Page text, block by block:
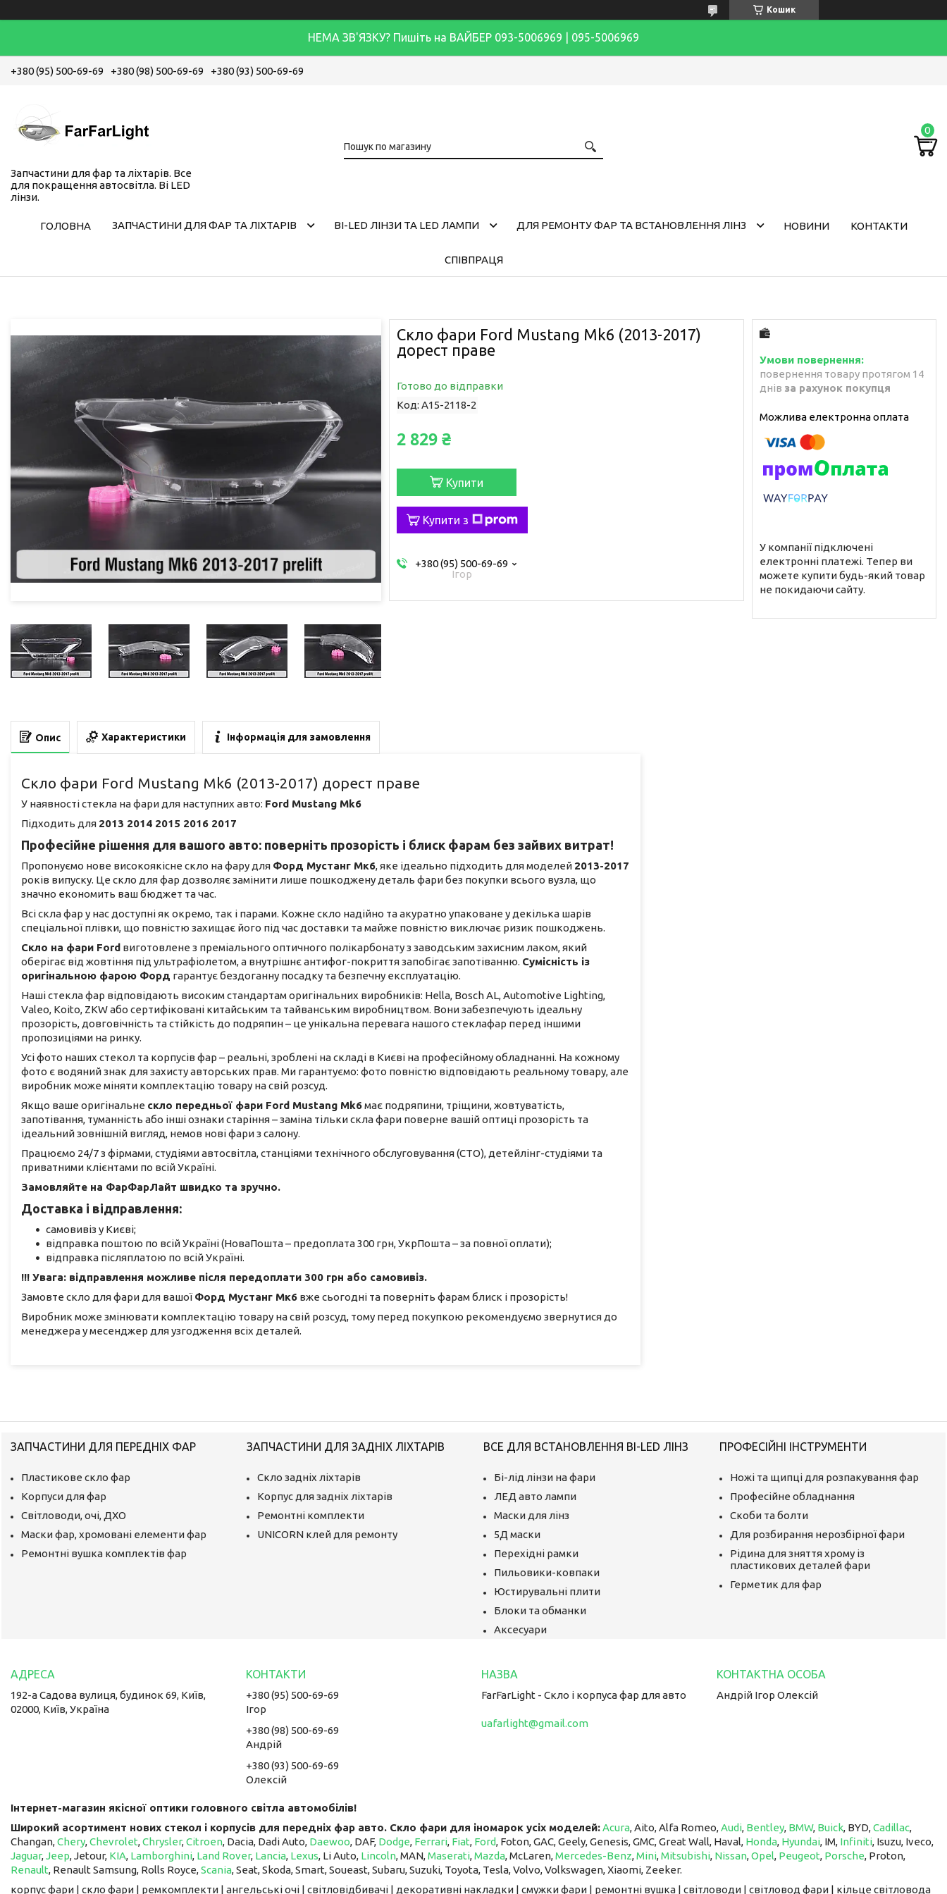
Кошик
НЕМА ЗВ'ЯЗКУ? Пишіть на ВАЙБЕР 093-5006969 | 095-5006969
+380 (95) 500-69-69 +380 (98) 500-69-69 +380 (93) 500-69-69
Запчастини для фар та ліхтарів. Все
для покращення автосвітла. Bi LED
лінзи.
ГОЛОВНА ЗАПЧАСТИНИ ДЛЯ ФАР ТА ЛІХТАРІВ BI-LED ЛІНЗИ ТА LED ЛАМПИ ДЛЯ РЕМОНТУ ФАР ТА ВСТАНОВЛЕННЯ ЛІНЗ НОВИНИ КОНТАКТИ
СПІВПРАЦЯ
Скло фари Ford Mustang Mk6 (2013-2017)
дорест праве
Готово до відправки
Код: A15-2118-2
2 829 ₴
Купити
Купити з
+380 (95) 500-69-69
Ігор
повернення товару протягом 14
днів за рахунок покупця
У компанії підключені
електронні платежі. Тепер ви
можете купити будь-який товар
не покидаючи сайту.
Опис Характеристики Інформація для замовлення
Скло фари Ford Mustang Mk6 (2013-2017) дорест праве
У наявності стекла на фари для наступних авто: Ford Mustang Mk6
Підходить для 2013 2014 2015 2016 2017
Професійне рішення для вашого авто: поверніть прозорість і блиск фарам без зайвих витрат!
Пропонуємо нове високоякісне скло на фару для Форд Мустанг Мк6, яке ідеально підходить для моделей 2013-2017
років випуску. Це скло для фар дозволяє замінити лише пошкоджену деталь фари без покупки всього вузла, що
значно економить ваш бюджет та час.
Всі скла фар у нас доступні як окремо, так і парами. Кожне скло надійно та акуратно упаковане у декілька шарів
спеціальної плівки, що повністю захищає його під час доставки та майже повністю виключає ризик пошкоджень.
Скло на фари Ford виготовлене з преміального оптичного полікарбонату з заводським захисним лаком, який
оберігає від жовтіння під ультрафіолетом, а внутрішнє антифог-покриття запобігає запотіванню. Сумісність із
оригінальною фарою Форд гарантує бездоганну посадку та безпечну експлуатацію.
Наші стекла фар відповідають високим стандартам оригінальних виробників: Hella, Bosch AL, Automotive Lighting,
Valeo, Koito, ZKW або сертифіковані китайським та тайванським виробництвом. Вони забезпечують ідеальну
прозорість, довговічність та стійкість до подряпин – це унікальна перевага нашого стеклафар перед іншими
пропозиціями на ринку.
Усі фото наших стекол та корпусів фар – реальні, зроблені на складі в Києві на професійному обладнанні. На кожному
фото є водяний знак для захисту авторських прав. Ми гарантуємо: фото повністю відповідають реальному товару, але
виробник може міняти комплектацію товару на свій розсуд.
Якщо ваше оригінальне скло передньої фари Ford Mustang Mk6має подряпини, тріщини, жовтуватість,
запотівання, туманність або інші ознаки старіння – заміна тільки скла фари поверне вашій оптиці прозорість та
ідеальний зовнішній вигляд, немов нові фари з салону.
Працюємо 24/7 з фірмами, студіями автосвітла, станціями технічного обслуговування (СТО), детейлінг-студіями та
приватними клієнтами по всій Україні.
Замовляйте на ФарФарЛайт швидко та зручно.
Доставка і відправлення:
самовивіз у Києві;
відправка поштою по всій Україні (НоваПошта – предоплата 300 грн, УкрПошта – за повної оплати);
відправка післяплатою по всій Україні.
!!! Увага: відправлення можливе після передоплати 300 грн або самовивіз.
Замовте скло для фари для вашої Форд Мустанг Мк6 вже сьогодні та поверніть фарам блиск і прозорість!
Виробник може змінювати комплектацію товару на свій розсуд, тому перед покупкою рекомендуємо звернутися до
менеджера у месенджер для узгодження всіх деталей.
ЗАПЧАСТИНИ ДЛЯ ПЕРЕДНІХ ФАР
Пластикове скло фар
Корпуси для фар
Світловоди, очі, ДХО
Маски фар, хромовані елементи фар
Ремонтні вушка комплектів фар
ЗАПЧАСТИНИ ДЛЯ ЗАДНІХ ЛІХТАРІВ
Скло задніх ліхтарів
Корпус для задніх ліхтарів
Ремонтні комплекти
UNICORN клей для ремонту
ВСЕ ДЛЯ ВСТАНОВЛЕННЯ BI-LED ЛІНЗ
Бі-лід лінзи на фари
ЛЕД авто лампи
Маски для лінз
5Д маски
Перехідні рамки
Пильовики-ковпаки
Юстирувальні плити
Блоки та обманки
Аксесуари
ПРОФЕСІЙНІ ІНСТРУМЕНТИ
Ножі та щипці для розпакування фар
Професійне обладнання
Скоби та болти
Для розбирання нерозбірної фари
Рідина для зняття хрому із
пластикових деталей фари
Герметик для фар
192-а Садова вулиця, будинок 69, Київ,
02000, Київ, Україна
+380 (95) 500-69-69
Ігор
+380 (98) 500-69-69
Андрій
+380 (93) 500-69-69
Олексій
FarFarLight - Cкло і корпуса фар для авто
uafarlight@gmail.com
Андрій Ігор Олексій
Інтернет-магазин якісної оптики головного світла автомобілів!
Широкий асортимент нових стекол і корпусів для передніх фар авто. Скло фари для іномарок усіх моделей:Acura, Aito, Alfa Romeo,Audi, Bentley, BMW, Buick, BYD,Cadillac,
Changan,Chery,Chevrolet,Chrysler,Citroen, Dacia, Dadi Auto, Daewoo, DAF, Dodge, Ferrari, Fiat, Ford, Foton, GAC, Geely, Genesis, GMC, Great Wall, Haval, Honda, Hyundai, IM, ​​​​​​​ Infiniti, Isuzu, Iveco,
Jaguar,Jeep, Jetour, ​​​​​​​ KIA, Lamborghini, Land Rover, Lancia, Lexus, Li Auto, ​​​​​​​ Lincoln, MAN,Maserati,Mazda, McLaren, ​​​​​​​Mercedes-Benz,Mini,Mitsubishi, Nissan,Opel, Peugeot, Porsche, Proton, ​​​​​​​
Renault, Renault Samsung, Rolls Royce,Scania, Seat, Skoda, Smart, Soueast, Subaru, Suzuki, Toyota, Tesla, Volvo, Volkswagen, Xiaomi, Zeeker.
корпус фари | скло фари | ремкомплекти | ангельські очі | світловідбивачі | декоративні накладки | смужки фари | ремонтні вушка | світловоди | світловод фари | кільце світловода